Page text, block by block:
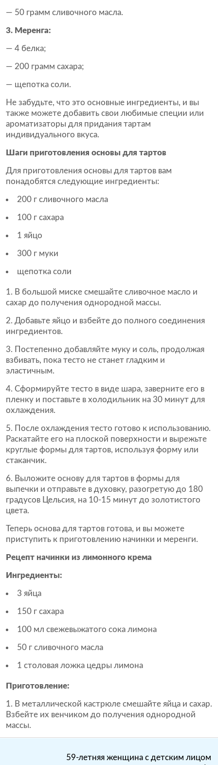
— 50 грамм сливочного масла.
3. Меренга:
— 4 белка;
— 200 грамм сахара;
— щепотка соли.
Не забудьте, что это основные ингредиенты, и вы
также можете добавить свои любимые специи или
ароматизаторы для придания тартам
индивидуального вкуса.
Шаги приготовления основы для тартов
Для приготовления основы для тартов вам
понадобятся следующие ингредиенты:
200 г сливочного масла
100 г сахара
1 яйцо
300 г муки
щепотка соли
1. В большой миске смешайте сливочное масло и
сахар до получения однородной массы.
2. Добавьте яйцо и взбейте до полного соединения
ингредиентов.
3. Постепенно добавляйте муку и соль, продолжая
взбивать, пока тесто не станет гладким и
эластичным.
4. Сформируйте тесто в виде шара, заверните его в
пленку и поставьте в холодильник на 30 минут для
охлаждения.
5. После охлаждения тесто готово к использованию.
Раскатайте его на плоской поверхности и вырежьте
круглые формы для тартов, используя форму или
стаканчик.
6. Выложите основу для тартов в формы для
выпечки и отправьте в духовку, разогретую до 180
градусов Цельсия, на 10-15 минут до золотистого
цвета.
Теперь основа для тартов готова, и вы можете
приступить к приготовлению начинки и меренги.
Рецепт начинки из лимонного крема
Ингредиенты:
3 яйца
150 г сахара
100 мл свежевыжатого сока лимона
50 г сливочного масла
1 столовая ложка цедры лимона
Приготовление:
1. В металлической кастрюле смешайте яйца и сахар.
Взбейте их венчиком до получения однородной
массы.
59-летняя женщина с детским лицом